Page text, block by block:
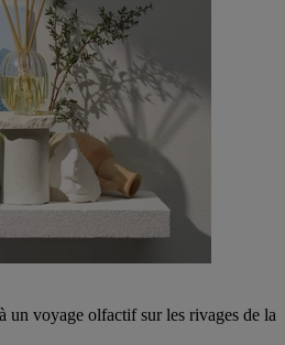
un voyage olfactif sur les rivages de la